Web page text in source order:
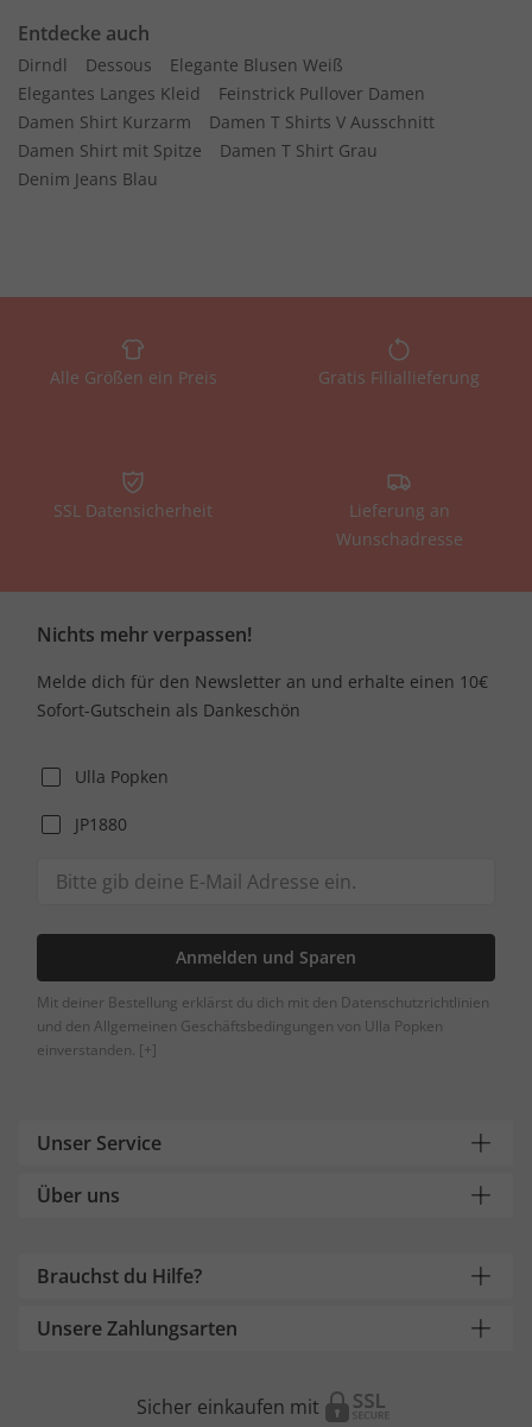
Entdecke auch
Dirndl Dessous
Elegante Blusen Weiß
Elegantes Langes Kleid
Feinstrick Pullover Damen
Damen Shirt Kurzarm
Damen T Shirts V Ausschnitt
Damen Shirt mit Spitze
Damen T Shirt Grau
Denim Jeans Blau
Alle Größen ein Preis Gratis Filiallieferung
SSL Datensicherheit
Lieferung an
Wunschadresse
Nichts mehr verpassen!
Melde dich für den Newsletter an und erhalte einen 10€
Sofort-Gutschein als Dankeschön
Ulla Popken
JP1880
Anmelden und Sparen
Mit deiner Bestellung erklärst du dich mit den Datenschutzrichtlinien
und den Allgemeinen Geschäftsbedingungen von Ulla Popken
einverstanden. [+]
Unser Service
Über uns
Brauchst du Hilfe?
Unsere Zahlungsarten
Sicher einkaufen mit